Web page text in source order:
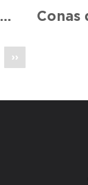
Conas ballapháipéir vinil a chur i bhfeidhm
››